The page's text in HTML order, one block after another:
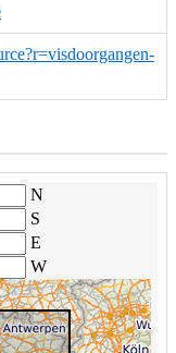
N
S
E
W